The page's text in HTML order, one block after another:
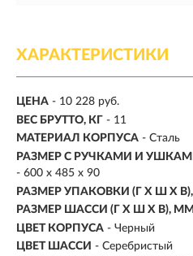
ХАРАКТЕРИСТИКИ
ЦЕНА - 10 228 руб.
ВЕС БРУТТО, КГ - 11
МАТЕРИАЛ КОРПУСА - Сталь
РАЗМЕР С РУЧКАМИ И
- 600 x 485 x 90
РАЗМЕР УПАКОВКИ (Г X Ш X
РАЗМЕР ШАССИ (Г X Ш X В), ММ
ЦВЕТ КОРПУСА - Черный
ЦВЕТ ШАССИ - Серебристый